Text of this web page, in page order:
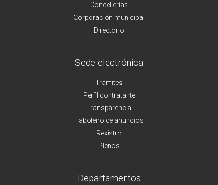
Concellerías
Corporación municipal
Directorio
Sede electrónica
Trámites
Perfil contratante
Transparencia
Taboleiro de anuncios
Rexistro
Plenos
Departamentos